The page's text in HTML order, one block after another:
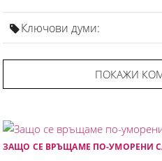
Ключови думи:
ПОКАЖИ
ЗАЩО СЕ ВРЪЩАМЕ ПО-УМОРЕНИ